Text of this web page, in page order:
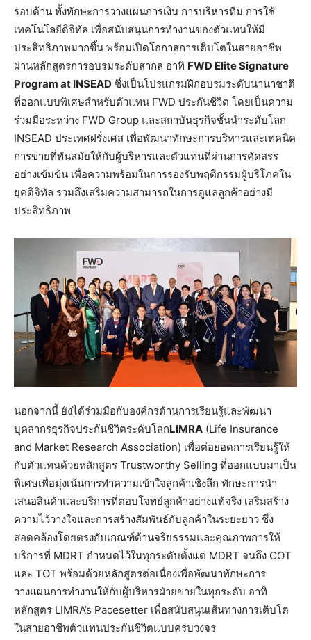
รอบด้าน ทั้งทักษะการวางแผนการเงิน การบริหารทีม การใช้
เทคโนโลยีดิจิทัล เพื่อสนับสนุนการทำงานของตัวแทนให้มี
ประสิทธิภาพมากขึ้น พร้อมเปิดโอกาสการเติบโตในสายอาชีพ
ผ่านหลักสูตรการอบรมระดับสากล อาทิ FWD Elite Signature
Program at INSEAD ซึ่งเป็นโปรแกรมฝึกอบรมระดับนานาชาติ
ที่ออกแบบพิเศษสำหรับตัวแทน FWD ประกันชีวิต โดยเป็นความ
ร่วมมือระหว่าง FWD Group และสถาบันธุรกิจชั้นนำระดับโลก
INSEAD ประเทศฝรั่งเศส เพื่อพัฒนาทักษะการบริหารและเทคนิค
การขายที่ทันสมัยให้กับผู้บริหารและตัวแทนที่ผ่านการคัดสรร
อย่างเข้มข้น เพื่อความพร้อมในการรองรับพฤติกรรมผู้บริโภคใน
ยุคดิจิทัล รวมถึงเสริมความสามารถในการดูแลลูกค้าอย่างมี
ประสิทธิภาพ
นอกจากนี้ ยังได้ร่วมมือกับองค์กรด้านการเรียนรู้และพัฒนา
บุคลากรธุรกิจประกันชีวิตระดับโลกLIMRA (Life Insurance
and Market Research Association) เพื่อต่อยอดการเรียนรู้ให้
กับตัวแทนด้วยหลักสูตร Trustworthy Selling ที่ออกแบบมาเป็น
พิเศษเพื่อมุ่งเน้นการทำความเข้าใจลูกค้าเชิงลึก ทักษะการนำ
เสนอสินค้าและบริการที่ตอบโจทย์ลูกค้าอย่างแท้จริง เสริมสร้าง
ความไว้วางใจและการสร้างสัมพันธ์กับลูกค้าในระยะยาว ซึ่ง
สอดคล้องโดยตรงกับเกณฑ์ด้านจริยธรรมและคุณภาพการให้
บริการที่ MDRT กำหนดไว้ในทุกระดับตั้งแต่ MDRT จนถึง COT
และ TOT พร้อมด้วยหลักสูตรต่อเนื่องเพื่อพัฒนาทักษะการ
วางแผนการทำงานให้กับผู้บริหารฝ่ายขายในทุกระดับ อาทิ
หลักสูตร LIMRA’s Pacesetter เพื่อสนับสนุนเส้นทางการเติบโต
ในสายอาชีพตัวแทนประกันชีวิตแบบครบวงจร